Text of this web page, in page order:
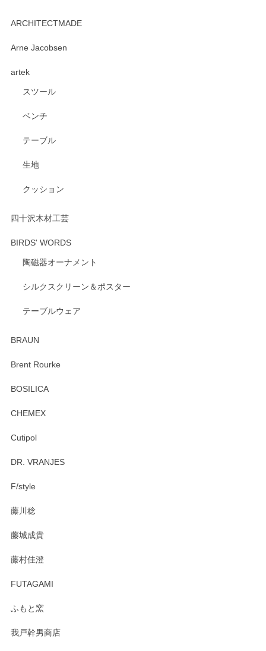
ARCHITECTMADE
Arne Jacobsen
artek
スツール
ベンチ
テーブル
生地
クッション
四十沢木材工芸
BIRDS' WORDS
陶磁器オーナメント
シルクスクリーン＆ポスター
テーブルウェア
BRAUN
Brent Rourke
BOSILICA
CHEMEX
Cutipol
DR. VRANJES
F/style
藤川稔
藤城成貴
藤村佳澄
FUTAGAMI
ふもと窯
我戸幹男商店